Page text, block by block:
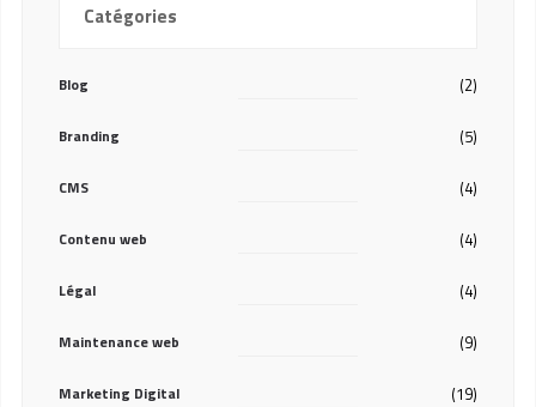
Catégories
Blog (2)
Branding (5)
CMS (4)
Contenu web (4)
Légal (4)
Maintenance web (9)
Marketing Digital (19)